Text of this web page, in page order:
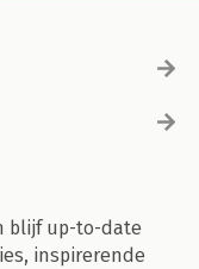
blijf up-to-date
inspirerende